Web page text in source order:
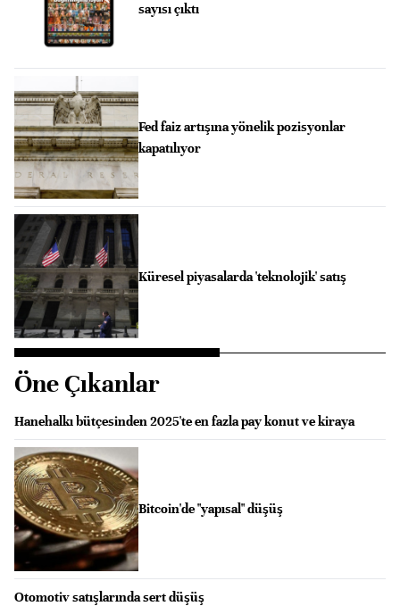
sayısı çıktı
Fed faiz artışına yönelik pozisyonlar
kapatılıyor
Küresel piyasalarda 'teknolojik' satış
Öne Çıkanlar
Hanehalkı bütçesinden 2025'te en fazla pay konut ve kiraya
Bitcoin'de "yapısal" düşüş
Otomotiv satışlarında sert düşüş